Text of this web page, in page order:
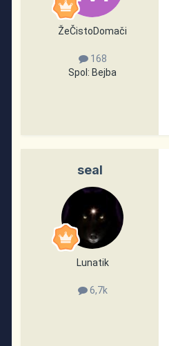
ŽeČistoDomači
168
Spol: Bejba
seal
Lunatik
6,7k